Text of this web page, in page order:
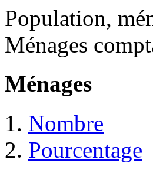
Population,
Ménages
Ménages
Nombre
Pourcentage